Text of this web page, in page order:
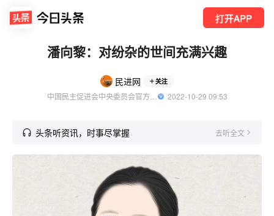
打开APP
潘向黎：对纷杂的世间充满兴趣
民进网 关注
  2022-10-29 09:53
头条听资讯，时事尽掌握 去听全文